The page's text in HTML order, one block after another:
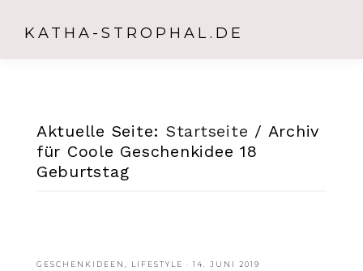
KATHA-STROPHAL.DE
Aktuelle Seite: Startseite / Archiv
für Coole Geschenkidee 18
Geburtstag
GESCHENKIDEEN LIFESTYLE ·14. JUNI 2019